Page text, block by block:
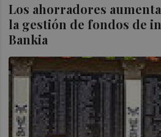
Los ahorradores
la gestión de fondos de
Bankia